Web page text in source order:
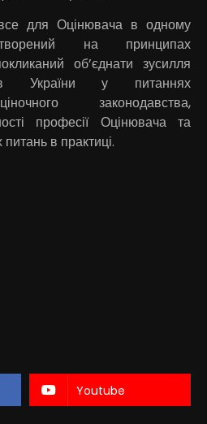
для Оцінювача в одному
на принципах
об’єднати зусилля
України у питаннях
законодавства,
професії Оцінювача та
в практиці.
Youtube